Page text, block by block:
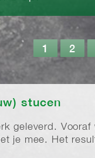
1 2
stucen
geleverd.
je mee. Het